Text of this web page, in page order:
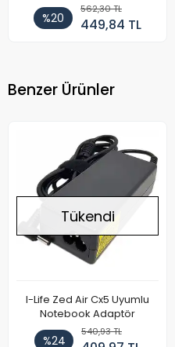
%20
562,30 TL
449,84 TL
Benzer Ürünler
Tükendi
I-Life Zed Air Cx5 Uyumlu
Notebook Adaptör
%24
540,93 TL